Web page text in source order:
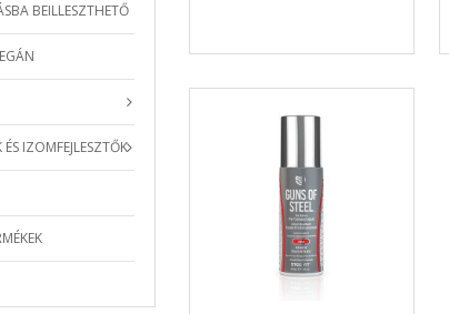
BEILLESZTHETŐ
IZOMFEJLESZTŐK